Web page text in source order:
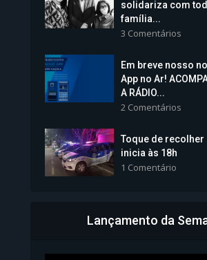
Vice-Prefeita Sheila
tomará posse
1.101 Modos de exibição
Bahia inicia
solidariza com
família...
3 Comentários
Em breve nosso
App no Ar!
A RÁDIO...
2 Comentários
Toque de recolher
inicia às 18h
1 Comentário
Lançamento da